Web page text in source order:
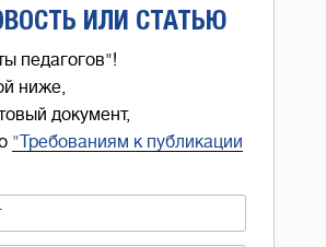
ИЛИ СТАТЬЮ
педагогов"!
ниже,
документ,
"Требованиям к публикации